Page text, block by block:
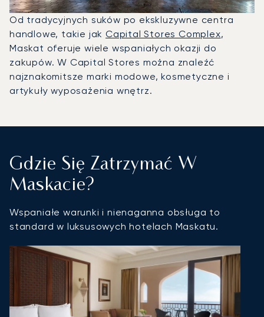
Od tradycyjnych suków po ekskluzywne centra
handlowe, takie jakCapital Stores Complex,
Maskat oferuje wiele wspaniałych okazji do
zakupów. W Capital Stores można znaleźć
najznakomitsze marki modowe, kosmetyczne i
artykuły wyposażenia wnętrz.
Gdzie Się Zatrzymać W
Maskacie?
Wspaniałe warunki i nienaganna obsługa to
standard w luksusowych hotelach Maskatu.